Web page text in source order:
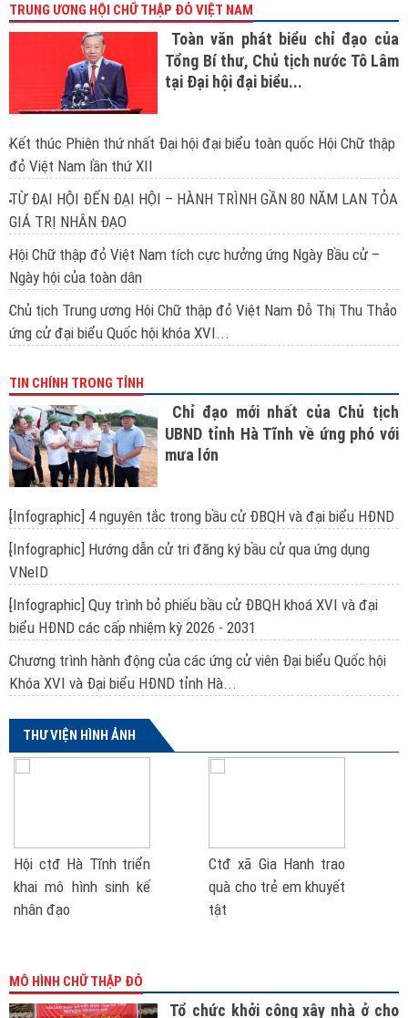
TRUNG ƯƠNG HỘI CHỮ THẬP ĐỎ VIỆT NAM
Toàn văn phát biểu chỉ đạo của
Tổng Bí thư, Chủ tịch nước Tô Lâm
tại Đại hội đại biểu...
Kết thúc Phiên thứ nhất Đại hội đại biểu toàn quốc Hội Chữ thập
đỏ Việt Nam lần thứ XII
TỪ ĐẠI HỘI ĐẾN ĐẠI HỘI – HÀNH TRÌNH GẦN 80 NĂM LAN TỎA
GIÁ TRỊ NHÂN ĐẠO
Hội Chữ thập đỏ Việt Nam tích cực hưởng ứng Ngày Bầu cử –
Ngày hội của toàn dân
Chủ tịch Trung ương Hội Chữ thập đỏ Việt Nam Đỗ Thị Thu Thảo
ứng cử đại biểu Quốc hội khóa XVI...
TIN CHÍNH TRONG TỈNH
Chỉ đạo mới nhất của Chủ tịch
UBND tỉnh Hà Tĩnh về ứng phó với
mưa lớn
[Infographic] 4 nguyên tắc trong bầu cử ĐBQH và đại biểu HĐND
[Infographic] Hướng dẫn cử tri đăng ký bầu cử qua ứng dụng
VNeID
[Infographic] Quy trình bỏ phiếu bầu cử ĐBQH khoá XVI và đại
biểu HĐND các cấp nhiệm kỳ 2026 - 2031
Chương trình hành động của các ứng cử viên Đại biểu Quốc hội
Khóa XVI và Đại biểu HĐND tỉnh Hà...
THƯ VIỆN HÌNH ẢNH
Hội ctđ Hà Tĩnh triển
khai mô hình sinh kế
nhân đạo
Ctđ xã Gia Hanh trao
quà cho trẻ em khuyết
tật
MÔ HÌNH CHỮ THẬP ĐỎ
Tổ chức khởi công xây nhà ở cho